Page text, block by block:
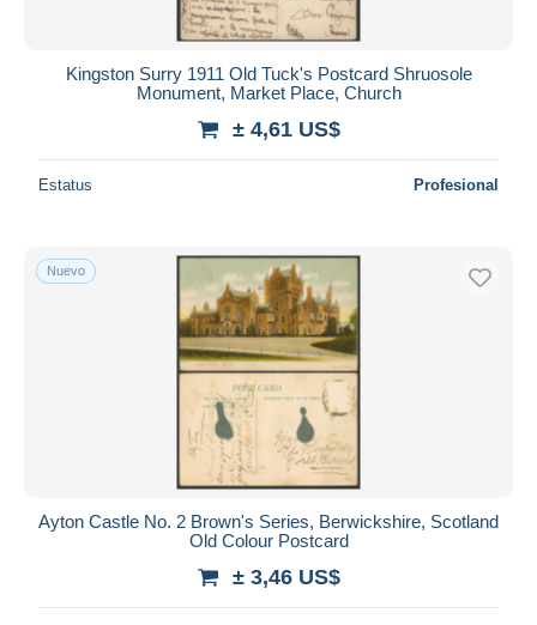
Kingston Surry 1911 Old Tuck's Postcard Shruosole
Monument, Market Place, Church
± 4,61 US$
Estatus Profesional
Nuevo
Ayton Castle No. 2 Brown's Series, Berwickshire, Scotland
Old Colour Postcard
± 3,46 US$